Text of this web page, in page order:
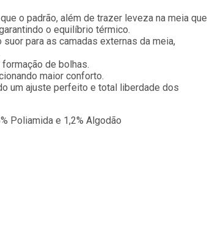
o padrão, além de trazer leveza na meia que
o equilíbrio térmico.
para as camadas externas da meia,
de bolhas.
maior conforto.
um ajuste perfeito e total liberdade dos
Poliamida e 1,2% Algodão